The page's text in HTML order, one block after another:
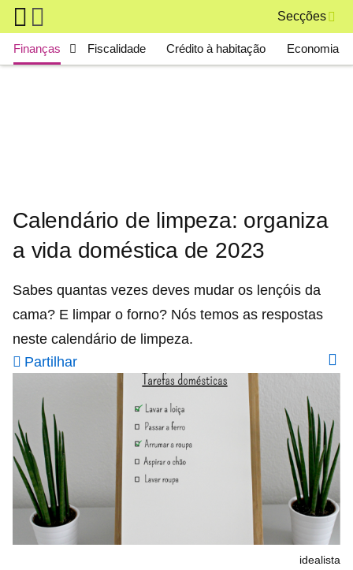
Skip to main content
Secções
Main navigation
Finanças Fiscalidade Crédito à habitação Economia
Calendário de limpeza: organiza
a vida doméstica de 2023
Sabes quantas vezes deves mudar os lençóis da
cama? E limpar o forno? Nós temos as respostas
neste calendário de limpeza.
Partilhar
idealista